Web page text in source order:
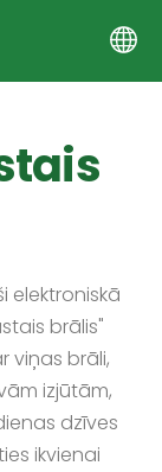
elektroniskā
brālis"
viņas brāli,
izjūtām,
dzīves
ikvienai